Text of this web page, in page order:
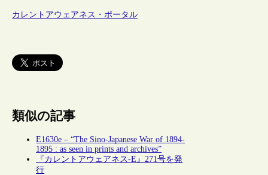
カレントアウェアネス・ポータル
類似の記事
E1630e – “The Sino-Japanese War of 1894-
1895 : as seen in prints and archives”
『カレントアウェアネス-E』271号を発
行